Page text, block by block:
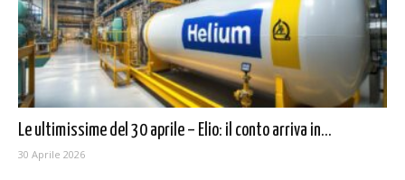
Le ultimissime del 30 aprile – Elio: il conto arriva in...
30 Aprile 2026